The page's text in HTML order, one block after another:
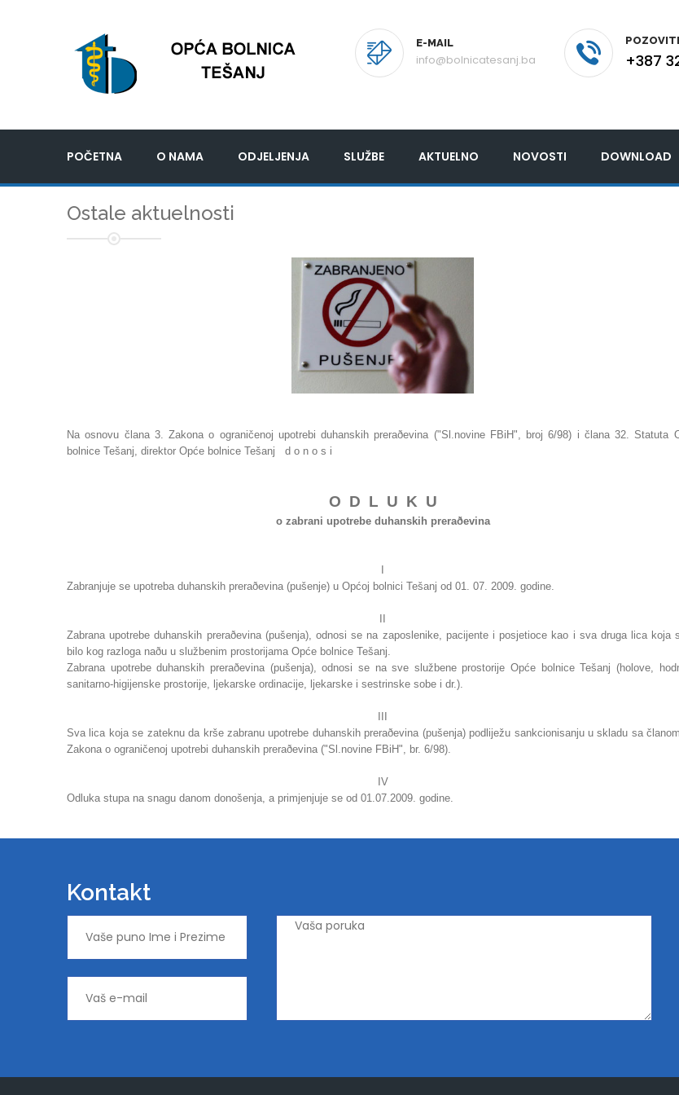
E-MAIL
info@bolnicatesanj.ba +387
POČETNA O NAMA ODJELJENJA SLUŽBE AKTUELNO NOVOSTI DOWNLOAD
Ostale aktuelnosti
Na osnovu člana 3. Zakona o ograničenoj upotrebi duhanskih preraðevina ("Sl.novine FBiH", broj 6/98) i člana 32. Statuta
bolnice Tešanj, direktor Opće bolnice Tešanj d o n o s i
O D L U K U
o zabrani upotrebe duhanskih preraðevina
Zabranjuje se upotreba duhanskih preraðevina (pušenje) u Općoj bolnici Tešanj od 01. 07. 2009. godine.
Zabrana upotrebe duhanskih preraðevina (pušenja), odnosi se na zaposlenike, pacijente i posjetioce kao i sva druga lica koja
bilo kog razloga naðu u službenim prostorijama Opće bolnice Tešanj.
Zabrana upotrebe duhanskih preraðevina (pušenja), odnosi se na sve službene prostorije Opće bolnice Tešanj (holove,
sanitarno-higijenske prostorije, ljekarske ordinacije, ljekarske i sestrinske sobe i dr.).
Sva lica koja se zateknu da krše zabranu upotrebe duhanskih preraðevina (pušenja) podliježu sankcionisanju u skladu sa
Zakona o ograničenoj upotrebi duhanskih preraðevina ("Sl.novine FBiH", br. 6/98).
IV
Odluka stupa na snagu danom donošenja, a primjenjuje se od 01.07.2009. godine.
Kontakt